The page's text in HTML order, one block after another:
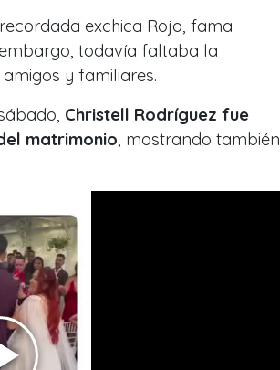
exchica Rojo, fama
todavía faltaba la
y familiares.
Christell Rodríguez fue
matrimonio , mostrando también